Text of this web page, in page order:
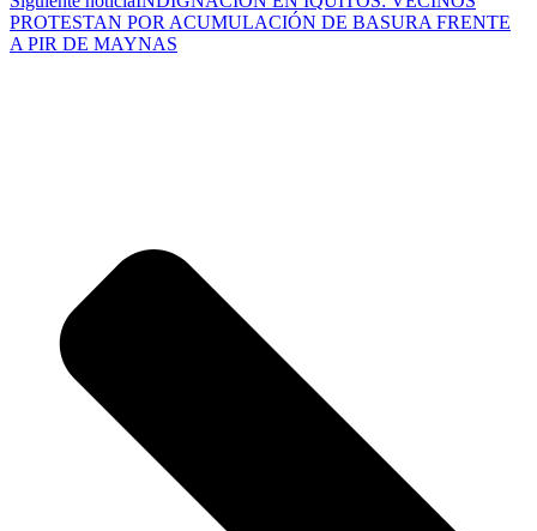
PROTESTAN POR ACUMULACIÓN DE BASURA FRENTE
A PIR DE MAYNAS